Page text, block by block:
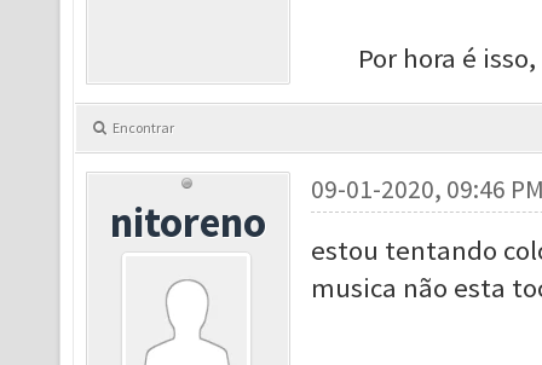
Por hora é
Encontrar
nitoreno
09-01-2020, 09:46
estou tentando
musica não esta